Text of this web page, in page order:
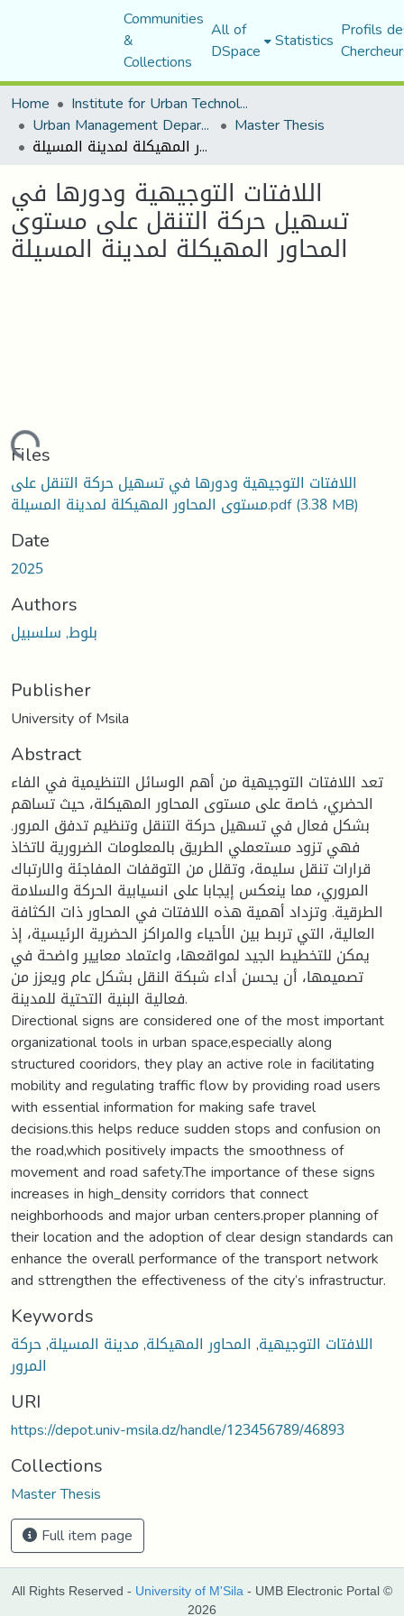
Communities
&
Collections
All of
DSpace Statistics Profils
Home
Institute for Urban Technology Management
Urban Management Department Master Thesis
اللافتات التوجيهية ودورها في تسهيل حركة التنقل على مستوى المحاور المهيكلة لمدينة المسيلة
اللافتات التوجيهية ودورها في
تسهيل حركة التنقل على مستوى
المحاور المهيكلة لمدينة المسيلة
Files
اللافتات التوجيهية ودورها في تسهيل حركة التنقل على
مستوى المحاور المهيكلة لمدينة المسيلة.pdf(3.38 MB)
Date
2025
Authors
بلوط, سلسبيل
Publisher
University of Msila
Abstract
تعد اللافتات التوجيهية من أهم الوسائل التنظيمية في الفاء
الحضري، خاصة على مستوى المحاور المهيكلة، حيث تساهم
بشكل فعال في تسهيل حركة التنقل وتنظيم تدفق المرور.
فهي تزود مستعملي الطريق بالمعلومات الضرورية لاتخاذ
قرارات تنقل سليمة، وتقلل من التوقفات المفاجئة والارتباك
المروري، مما ينعكس إيجابا على انسيابية الحركة والسلامة
الطرقية. وتزداد أهمية هذه اللافتات في المحاور ذات الكثافة
العالية، التي تربط بين الأحياء والمراكز الحضرية الرئيسية، إذ
يمكن للتخطيط الجيد لمواقعها، واعتماد معايير واضحة في
تصميمها، أن يحسن أداء شبكة النقل بشكل عام ويعزز من
فعالية البنية التحتية للمدينة.
Directional signs are considered one of the most important
organizational tools in urban space,especially along
structured cooridors, they play an active role in facilitating
mobility and regulating traffic flow by providing road users
with essential information for making safe travel
decisions.this helps reduce sudden stops and confusion on
the road,which positively impacts the smoothness of
movement and road safety.The importance of these signs
increases in high_density corridors that connect
neighborhoods and major urban centers.proper planning of
their location and the adoption of clear design standards can
enhance the overall performance of the transport network
and sttrengthen the effectiveness of the city’s infrastructur.
Keywords
اللافتات التوجيهية, المحاور المهيكلة,مدينة المسيلة,حركة
المرور
URI
https://depot.univ-msila.dz/handle/123456789/46893
Collections
Master Thesis
Full item page
All Rights Reserved - University of M'Sila - UMB Electronic Portal ©
2026